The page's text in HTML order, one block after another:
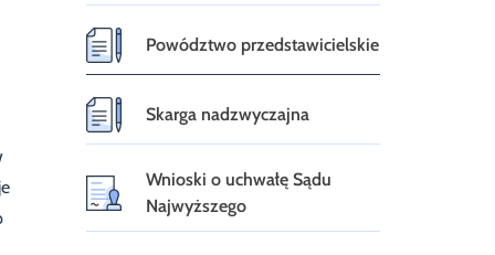
Powództwo przedstawicielskie
Skarga nadzwyczajna
Wnioski o uchwałę Sądu
Najwyższego